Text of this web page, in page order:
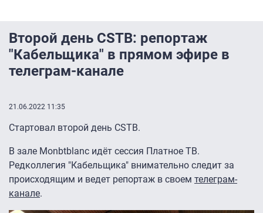
Второй день CSTB: репортаж
"Кабельщика" в прямом эфире в
телеграм-канале
21.06.2022 11:35
Стартовал второй день CSTB.
В зале Monbtblanc идёт сессия Платное ТВ.
Редколлегия "Кабельщика" внимательно следит за
происходящим и ведет репортаж в своем телеграм-
канале.